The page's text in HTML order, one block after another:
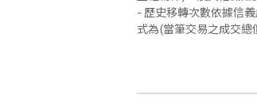
- 歷史移轉次數依據信
式為(當筆交易之成交